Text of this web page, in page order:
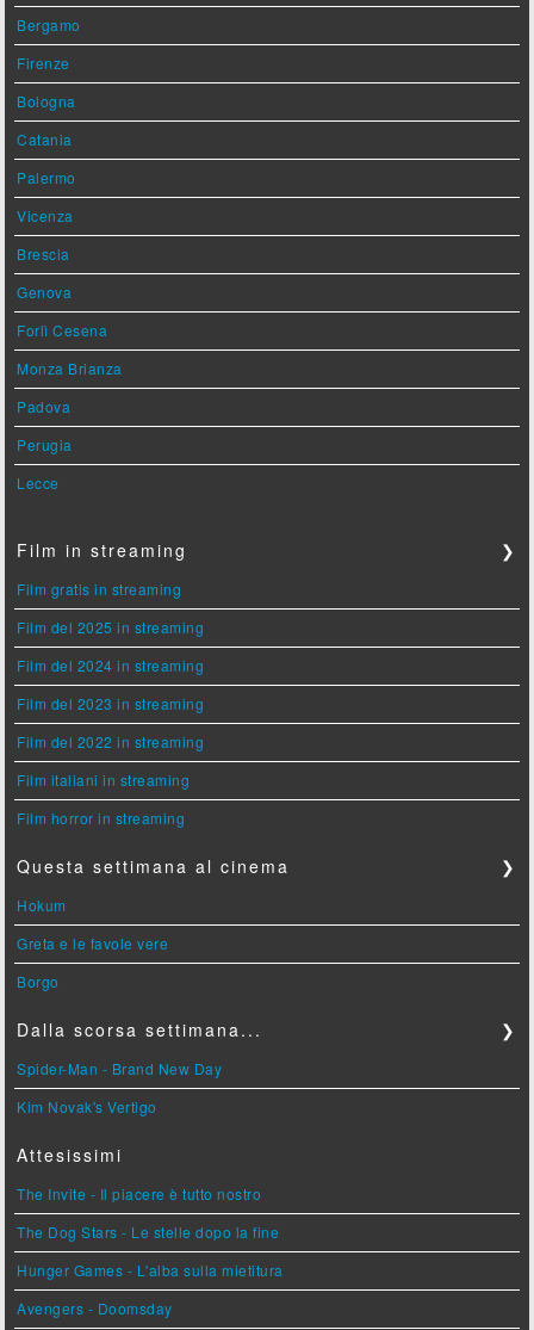
Bergamo
Firenze
Bologna
Catania
Palermo
Vicenza
Brescia
Genova
Forlì Cesena
Monza Brianza
Padova
Perugia
Lecce
Film in streaming ❯
Film gratis in streaming
Film del 2025 in streaming
Film del 2024 in streaming
Film del 2023 in streaming
Film del 2022 in streaming
Film italiani in streaming
Film horror in streaming
Questa settimana al cinema ❯
Hokum
Greta e le favole vere
Borgo
Dalla scorsa settimana... ❯
Spider-Man - Brand New Day
Kim Novak's Vertigo
Attesissimi
The Invite - Il piacere è tutto nostro
The Dog Stars - Le stelle dopo la fine
Hunger Games - L'alba sulla mietitura
Avengers - Doomsday